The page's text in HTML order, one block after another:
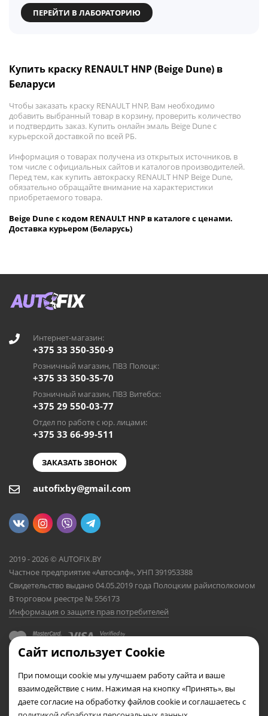
ПЕРЕЙТИ В ЛАБОРАТОРИЮ
Купить краску RENAULT HNP (Beige Dune) в
Беларуси
Чтобы заказать краску RENAULT HNP, Вам необходимо
добавить выбранный товар в корзину, проверить количество
и подтвердить заказ. Купить онлайн эмаль Beige Dune с
курьерской доставкой по всей РБ.
Информация о товарах получена из открытых источников, в
том числе с официальных сайтов и каталогов производителей.
Перед тем, как купить автокраску RENAULT HNP Beige Dune,
обязательно обращайте внимание на характеристики
приобретаемого товара.
Beige Dune с кодом RENAULT HNP в каталоге с ценами.
Доставка курьером (Беларусь)
Интернет-магазин:
+375 33 350-350-9
Розничный магазин, ПВЗ Полоцк:
+375 33 350-35-70
Розничный магазин, ПВЗ Витебск:
+375 29 550-03-77
Отдел по работе с юр. лицами:
+375 33 66-99-511
ЗАКАЗАТЬ ЗВОНОК
autofixby@gmail.com
2019 - 2026 © AUTOFIX.BY
Частное предприятие «Автосэлф», УНП 391953388
Свидетельство выдано 04.05.2019 года Полоцким райисполкомом
В торговом реестре № 556173
Информация о защите прав потребителей
Сайт использует Cookie
При помощи cookie мы улучшаем работу сайта и ваше
взаимодействие с ним. Нажимая на кнопку «Принять», вы
даете согласие на обработку файлов cookie и соглашаетесь с